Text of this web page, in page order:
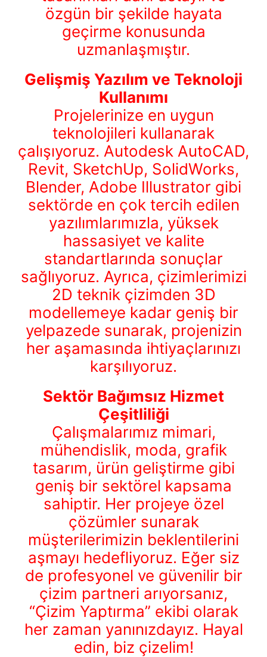
özgün bir şekilde hayata
geçirme konusunda
uzmanlaşmıştır.
Gelişmiş Yazılım ve Teknoloji
Kullanımı
Projelerinize en uygun
teknolojileri kullanarak
çalışıyoruz. Autodesk AutoCAD,
Revit, SketchUp, SolidWorks,
Blender, Adobe Illustrator gibi
sektörde en çok tercih edilen
yazılımlarımızla, yüksek
hassasiyet ve kalite
standartlarında sonuçlar
sağlıyoruz. Ayrıca, çizimlerimizi
2D teknik çizimden 3D
modellemeye kadar geniş bir
yelpazede sunarak, projenizin
her aşamasında ihtiyaçlarınızı
karşılıyoruz.
Sektör Bağımsız Hizmet
Çeşitliliği
Çalışmalarımız mimari,
mühendislik, moda, grafik
tasarım, ürün geliştirme gibi
geniş bir sektörel kapsama
sahiptir. Her projeye özel
çözümler sunarak
müşterilerimizin beklentilerini
aşmayı hedefliyoruz. Eğer siz
de profesyonel ve güvenilir bir
çizim partneri arıyorsanız,
“Çizim Yaptırma” ekibi olarak
her zaman yanınızdayız. Hayal
edin, biz çizelim!